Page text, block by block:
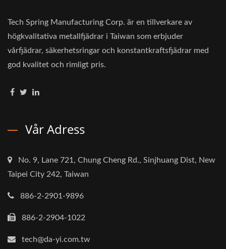
Tech Spring Manufacturing Corp. är en tillverkare av
högkvalitativa metallfjädrar i Taiwan som erbjuder
vårfjädrar, säkerhetsringar och konstantkraftsfjädrar med
god kvalitet och rimligt pris.
Vår Adress
No. 9, Lane 721, Chung Cheng Rd., Sinjhuang Dist, New
Taipei City 242, Taiwan
886-2-2901-9896
886-2-2904-1022
tech@da-yi.com.tw